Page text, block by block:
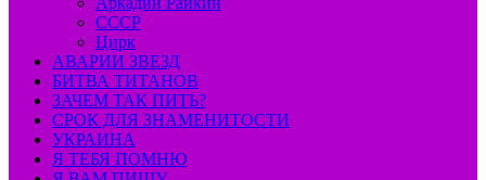
СССР
Цирк
АВАРИИ ЗВЕЗД
БИТВА ТИТАНОВ
ЗАЧЕМ ТАК ПИТЬ?
СРОК ДЛЯ ЗНАМЕНИТОСТИ
УКРАИНА
Я ТЕБЯ ПОМНЮ